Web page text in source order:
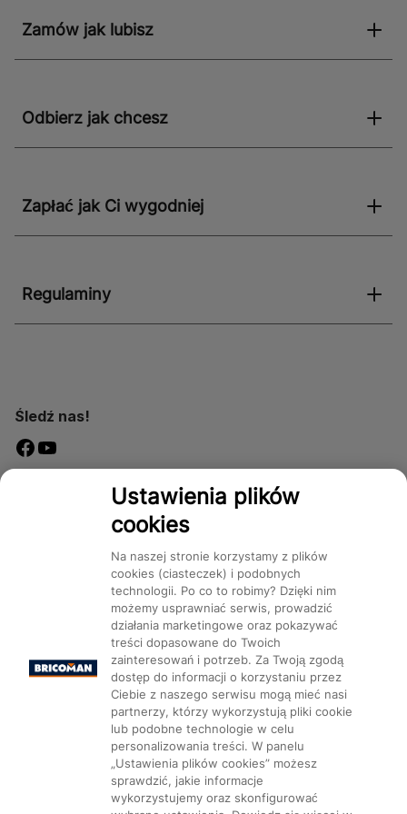
wnętrza.
Zamów jak lubisz
Odbierz jak chcesz
Zapłać jak Ci wygodniej
Regulaminy
Śledź nas!
Dostępność
Kategorie Produkty Marki CMS
Ustawienia plików cookie
Ustawienia plików
cookies
Na naszej stronie korzystamy z plików
cookies (ciasteczek) i podobnych
technologii. Po co to robimy? Dzięki nim
możemy usprawniać serwis, prowadzić
działania marketingowe oraz pokazywać
treści dopasowane do Twoich
zainteresowań i potrzeb. Za Twoją zgodą
dostęp do informacji o korzystaniu przez
Ciebie z naszego serwisu mogą mieć nasi
partnerzy, którzy wykorzystują pliki cookie
lub podobne technologie w celu
personalizowania treści. W panelu
„Ustawienia plików cookies” możesz
sprawdzić, jakie informacje
wykorzystujemy oraz skonfigurować